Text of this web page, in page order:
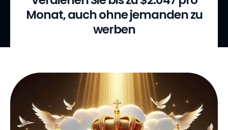
Monat, auch ohne jemanden zu
werben